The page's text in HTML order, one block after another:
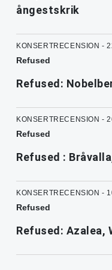
ångestskrik
KONSERTRECENSION -
Refused
Refused:
KONSERTRECENSION -
Refused
Refused :
KONSERTRECENSION -
Refused
Refused: Azalea,